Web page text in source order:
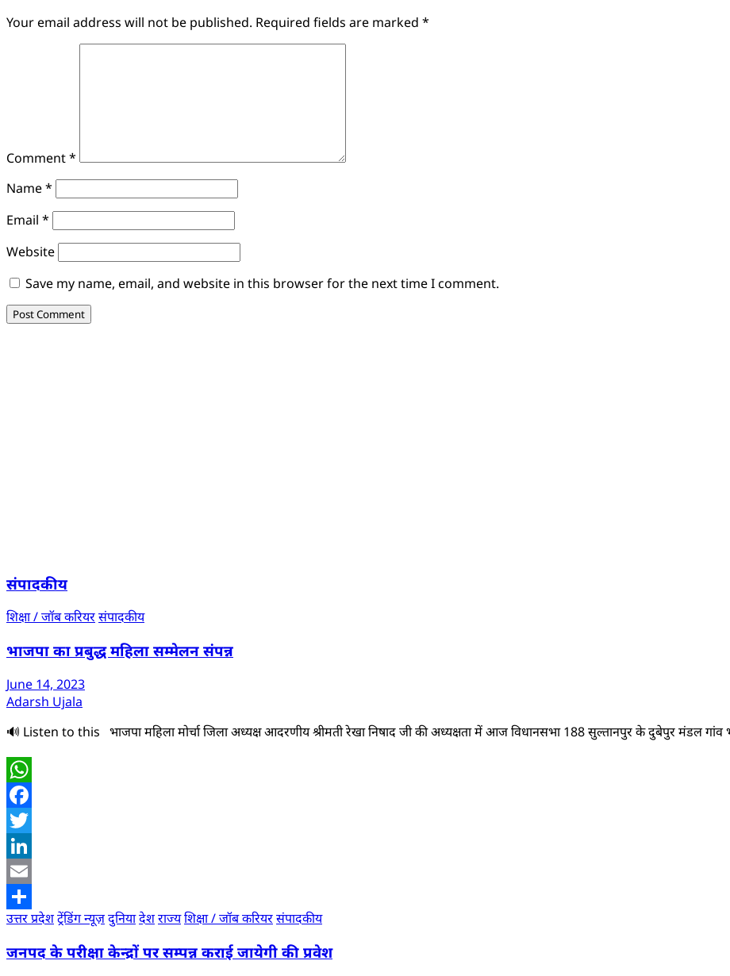
Your email address will not be published. Required fields are marked *
Comment*
Name*
Email *
Website
Save my name, email, and website in this browser for the next time I comment.
संपादकीय
शिक्षा / जॉब करियरसंपादकीय
भाजपा का प्रबुद्ध महिला सम्मेलन संपन्न
June 14, 2023
Adarsh Ujala
🔊 Listen to this भाजपा महिला मोर्चा जिला अध्यक्ष आदरणीय श्रीमती रेखा निषाद जी की अध्यक्षता में आज विधानसभा 188 सुल्तानपुर के दुबेपुर मंडल गांव
WhatsApp
Facebook
Twitter
LinkedIn
Email
Share
उत्तर प्रदेशट्रेंडिंग न्यूज़दुनियादेशराज्यशिक्षा / जॉब करियरसंपादकीय
जनपद के परीक्षा केन्द्रों पर सम्पन्न कराई जायेगी की प्रवेश